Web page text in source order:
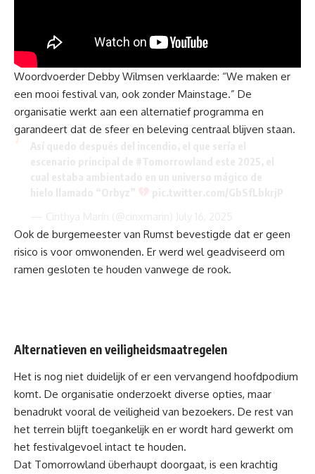
Woordvoerder Debby Wilmsen verklaarde: “We maken er
een mooi festival van, ook zonder Mainstage.” De
organisatie werkt aan een alternatief programma en
garandeert dat de sfeer en beleving centraal blijven staan.
Ook de burgemeester van Rumst bevestigde dat er geen
risico is voor omwonenden. Er werd wel geadviseerd om
ramen gesloten te houden vanwege de rook.
Alternatieven en veiligheidsmaatregelen
Het is nog niet duidelijk of er een vervangend hoofdpodium
komt. De organisatie onderzoekt diverse opties, maar
benadrukt vooral de veiligheid van bezoekers. De rest van
het terrein blijft toegankelijk en er wordt hard gewerkt om
het festivalgevoel intact te houden.
Dat Tomorrowland überhaupt doorgaat, is een krachtig